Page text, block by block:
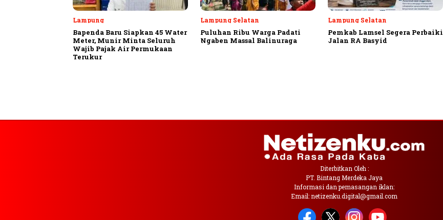
Lampung
Bapenda Baru Siapkan 45 Water
Meter, Munir Minta Seluruh
Wajib Pajak Air Permukaan
Terukur
Lampung Selatan
Puluhan Ribu Warga Padati
Ngaben Massal Balinuraga
Lampung Selatan
Pemkab Lamsel Segera Perbaiki
Jalan RA Basyid
Diterbitkan Oleh :
PT. Bintang Merdeka Jaya
Informasi dan pemasangan iklan:
Email: netizenku.digital@gmail.com